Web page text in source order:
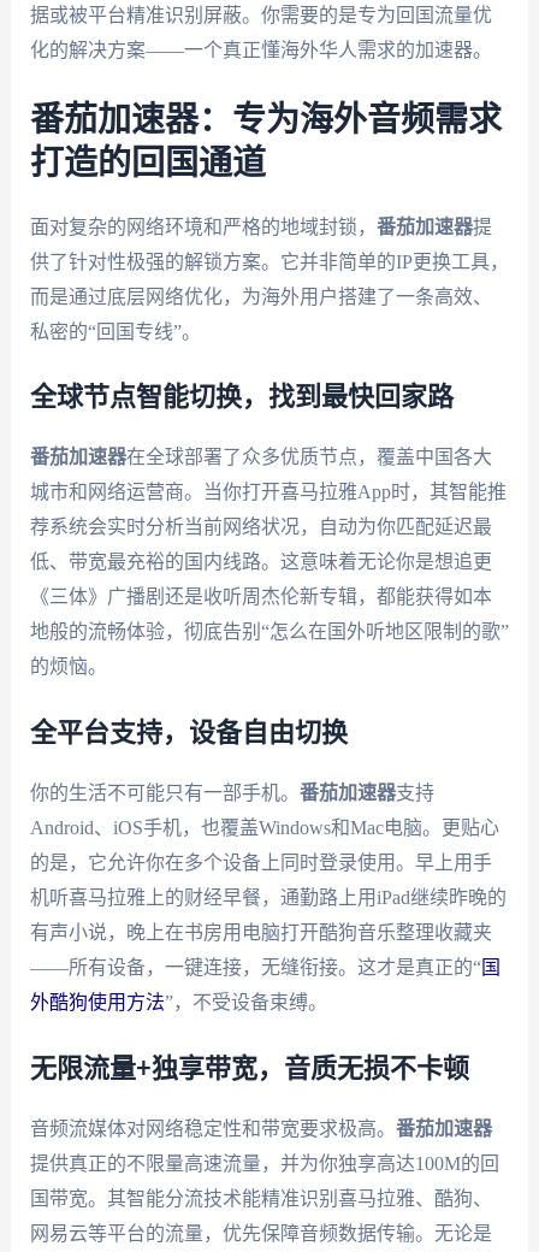
据或被平台精准识别屏蔽。你需要的是专为回国流量优
化的解决方案——一个真正懂海外华人需求的加速器。
番茄加速器：专为海外音频需求
打造的回国通道
面对复杂的网络环境和严格的地域封锁， 番茄加速器提
供了针对性极强的解锁方案。它并非简单的IP更换工具，
而是通过底层网络优化，为海外用户搭建了一条高效、
私密的“回国专线”。
全球节点智能切换，找到最快回家路
番茄加速器在全球部署了众多优质节点，覆盖中国各大
城市和网络运营商。当你打开喜马拉雅App时，其智能推
荐系统会实时分析当前网络状况，自动为你匹配延迟最
低、带宽最充裕的国内线路。这意味着无论你是想追更
《三体》广播剧还是收听周杰伦新专辑，都能获得如本
地般的流畅体验，彻底告别“怎么在国外听地区限制的歌”
的烦恼。
全平台支持，设备自由切换
你的生活不可能只有一部手机。 番茄加速器支持
Android、iOS手机，也覆盖Windows和Mac电脑。更贴心
的是，它允许你在多个设备上同时登录使用。早上用手
机听喜马拉雅上的财经早餐，通勤路上用iPad继续昨晚的
有声小说，晚上在书房用电脑打开酷狗音乐整理收藏夹
——所有设备，一键连接，无缝衔接。这才是真正的“国
外酷狗使用方法”，不受设备束缚。
无限流量+独享带宽，音质无损不卡顿
音频流媒体对网络稳定性和带宽要求极高。 番茄加速器
提供真正的不限量高速流量，并为你独享高达100M的回
国带宽。其智能分流技术能精准识别喜马拉雅、酷狗、
网易云等平台的流量，优先保障音频数据传输。无论是